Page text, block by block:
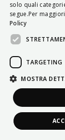
solo quali
segue.Per
Policy
TARGETING
MOSTRA